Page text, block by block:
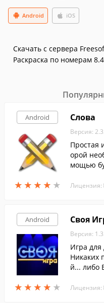
Android iOS
Скачать с сервера
Раскраска по номерам
Android
★ ★ ★ ★ ★
★ ★ ★ ★ ★
Слова
Версия:
Простая
орой
мощью
Лицензия:
Android
★ ★ ★ ★ ★
★ ★ ★ ★ ★
Своя
Версия:
Игра
Никаких
й... либо
pardy ).
Лицензия: